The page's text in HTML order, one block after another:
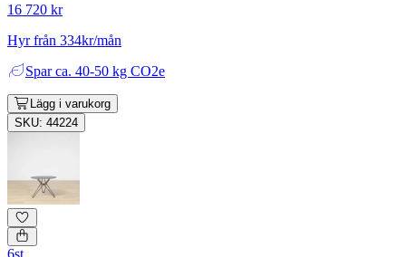
16 720 kr
Hyr från 334kr/mån
Spar ca. 40-50 kg CO2e
Lägg i varukorg
SKU: 44224
6st